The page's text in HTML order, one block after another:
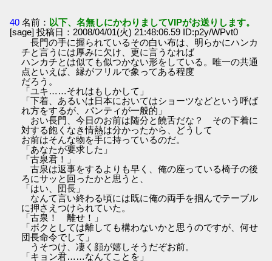
40 名前： 以下、名無しにかわりましてVIPがお送りします。
[sage] 投稿日：2008/04/01(火) 21:48:06.59 ID:p2y/WPvt0
長門の手に握られているその白い布は、明らかにハンカ
チと言うには厚みに欠け、更に言うなれば
ハンカチとは似ても似つかない形をしている。唯一の共通
点といえば、縁がフリルで象ってある程度
だろう。
「ユキ……それはもしかして」
「下着、あるいは日本においてはショーツなどという呼ば
れ方をするが、パンティが一般的」
おい長門、今日のお前は随分と饒舌だな？ その下着に
対する飽くなき情熱は分かったから、どうして
お前はそんな物を手に持っているのだ。
「あなたが要求した」
「古泉君！」
古泉は返事をするよりも早く、俺の座っている椅子の後
ろにサッと回ったかと思うと、
「はい、団長」
なんて言い終わる頃には既に俺の両手を掴んでテーブル
に押さえつけられていた。
「古泉！ 離せ！」
「ボクとしては離しても構わないかと思うのですが、何せ
団長命令でして」
うそつけ、凄く顔が嬉しそうだぞお前。
「キョン君……なんてことを」